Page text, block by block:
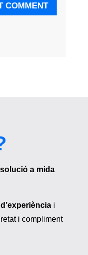
COMMENT
a mida
i
i compliment